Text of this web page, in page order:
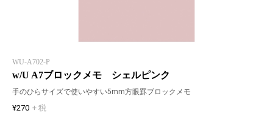
WU-A702-P
w/U A7ブロックメモ シェルピンク
手のひらサイズで使いやすい5mm方眼罫ブロックメモ
¥270 + 税